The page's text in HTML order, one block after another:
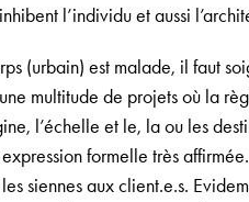
l’individu et aussi
(urbain) est malade, il faut
multitude de projets où la
l’échelle et le, la ou les
formelle très
siennes aux client.e.s.